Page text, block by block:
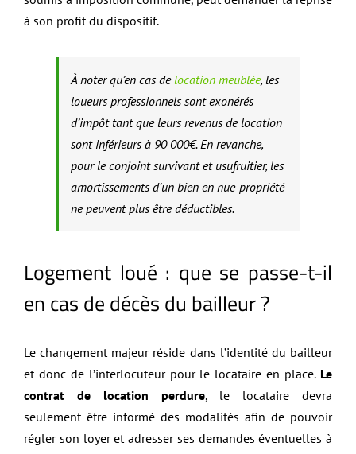
à son profit du dispositif.
À noter qu’en cas delocation meublée, les
loueurs professionnels sont exonérés
d’impôt tant que leurs revenus de location
sont inférieurs à 90 000€. En revanche,
pour le conjoint survivant et usufruitier, les
amortissements d’un bien en nue-propriété
ne peuvent plus être déductibles.
Logement loué : que se passe-t-il
en cas de décès du bailleur ?
Le changement majeur réside dans l’identité du bailleur
et donc de l’interlocuteur pour le locataire en place. Le
contrat de location perdure, le locataire devra
seulement être informé des modalités afin de pouvoir
régler son loyer et adresser ses demandes éventuelles à